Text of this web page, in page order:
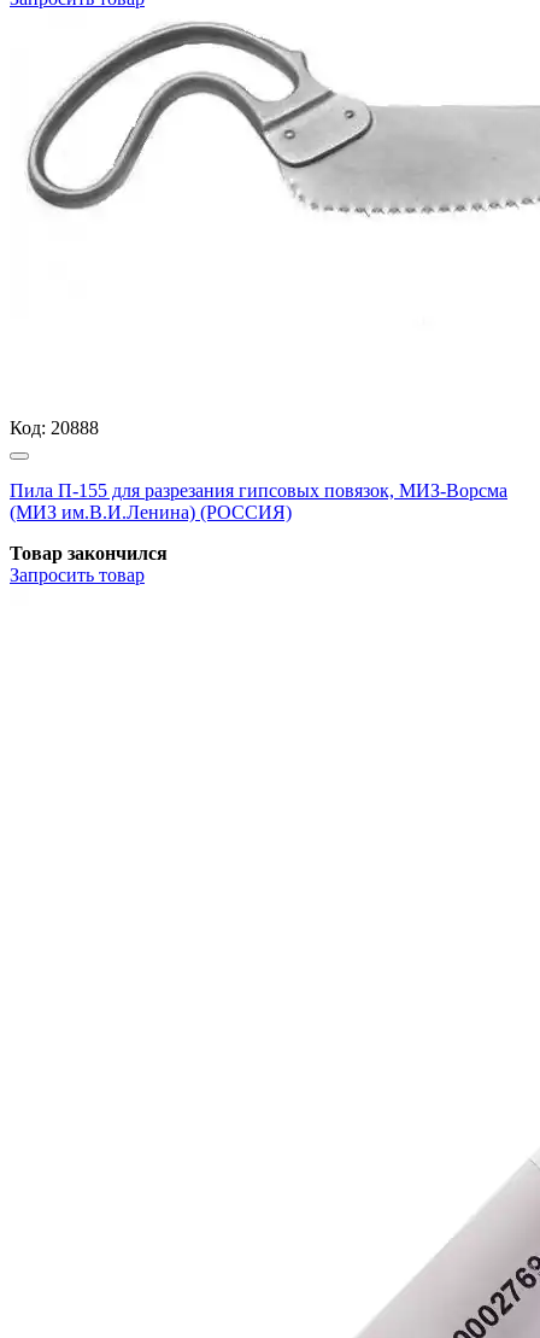
Код: 20888
Пила П-155 для разрезания гипсовых повязок, МИЗ-Ворсма
(МИЗ им.В.И.Ленина) (РОССИЯ)
Товар закончился
Запросить товар